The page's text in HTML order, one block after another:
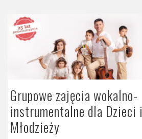
Grupowe zajęcia wokalno-
instrumentalne dla Dzieci i
Młodzieży